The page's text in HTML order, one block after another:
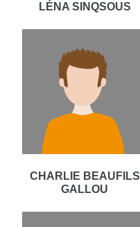
LÉNA SINQSOUS
CHARLIE BEAUFILS
GALLOU